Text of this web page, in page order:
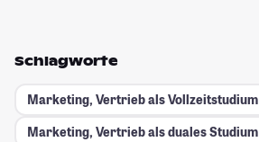
Schlagworte
Marketing, Vertrieb als Vollzeitstudium
Marketing, Vertrieb als duales Studium